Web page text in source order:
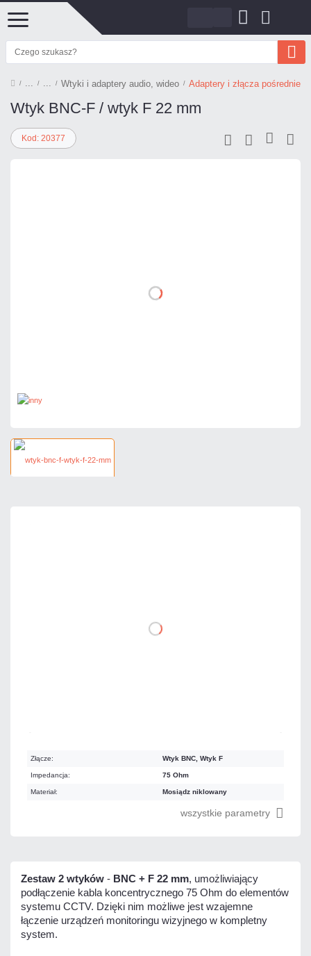
Wtyki i adaptery audio, wideo Adaptery i złącza pośrednie
Wtyk BNC-F / wtyk F 22 mm
Kod: 20377
Złącze: Wtyk BNC, Wtyk F
Impedancja: 75 Ohm
Materiał: Mosiądz niklowany
wszystkie parametry
Zestaw 2 wtyków - BNC + F 22 mm, umożliwiający
podłączenie kabla koncentrycznego 75 Ohm do elementów
systemu CCTV. Dzięki nim możliwe jest wzajemne
łączenie urządzeń monitoringu wizyjnego w kompletny
system.